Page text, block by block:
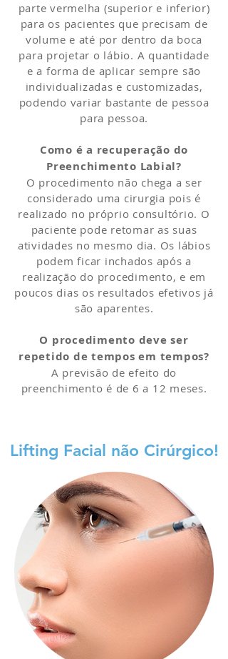
parte vermelha (superior e inferior)
para os pacientes que precisam de
volume e até por dentro da boca
para projetar o lábio. A quantidade
e a forma de aplicar sempre são
individualizadas e customizadas,
podendo variar bastante de pessoa
para pessoa.
Como é a recuperação do
Preenchimento Labial?
O procedimento não chega a ser
considerado uma cirurgia pois é
realizado no próprio consultório. O
paciente pode retomar as suas
atividades no mesmo dia. Os lábios
podem ficar inchados após a
realização do procedimento, e em
poucos dias os resultados efetivos já
são aparentes.
O procedimento deve ser
repetido de tempos em tempos?
A previsão de efeito do
preenchimento é de 6 a 12 meses.
Lifting Facial não Cirúrgico!